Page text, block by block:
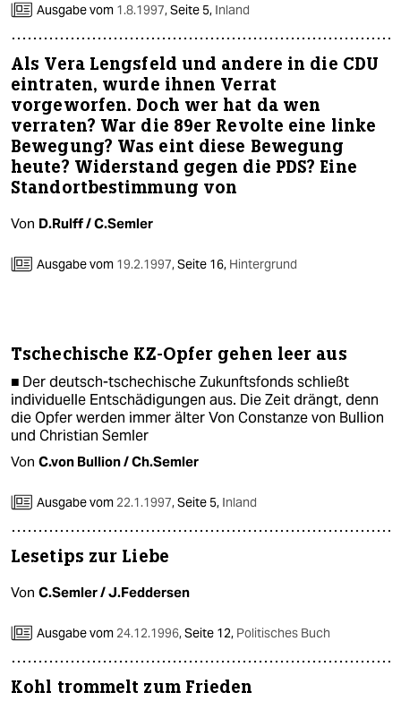
Ausgabe vom 1.8.1997,Seite 5, Inland
Als Vera Lengsfeld und andere in die CDU
eintraten, wurde ihnen Verrat
vorgeworfen. Doch wer hat da wen
verraten? War die 89er Revolte eine linke
Bewegung? Was eint diese Bewegung
heute? Widerstand gegen die PDS? Eine
Standortbestimmung von
Von D.Rulff / C.Semler
Ausgabe vom 19.2.1997,Seite 16, Hintergrund
Tschechische KZ-Opfer gehen leer aus
■ Der deutsch-tschechische Zukunftsfonds schließt
individuelle Entschädigungen aus. Die Zeit drängt, denn
die Opfer werden immer älter Von Constanze von Bullion
und Christian Semler
Von C.von Bullion / Ch.Semler
Ausgabe vom 22.1.1997,Seite 5, Inland
Lesetips zur Liebe
Von C.Semler / J.Feddersen
Ausgabe vom 24.12.1996,Seite 12, Politisches Buch
Kohl trommelt zum Frieden